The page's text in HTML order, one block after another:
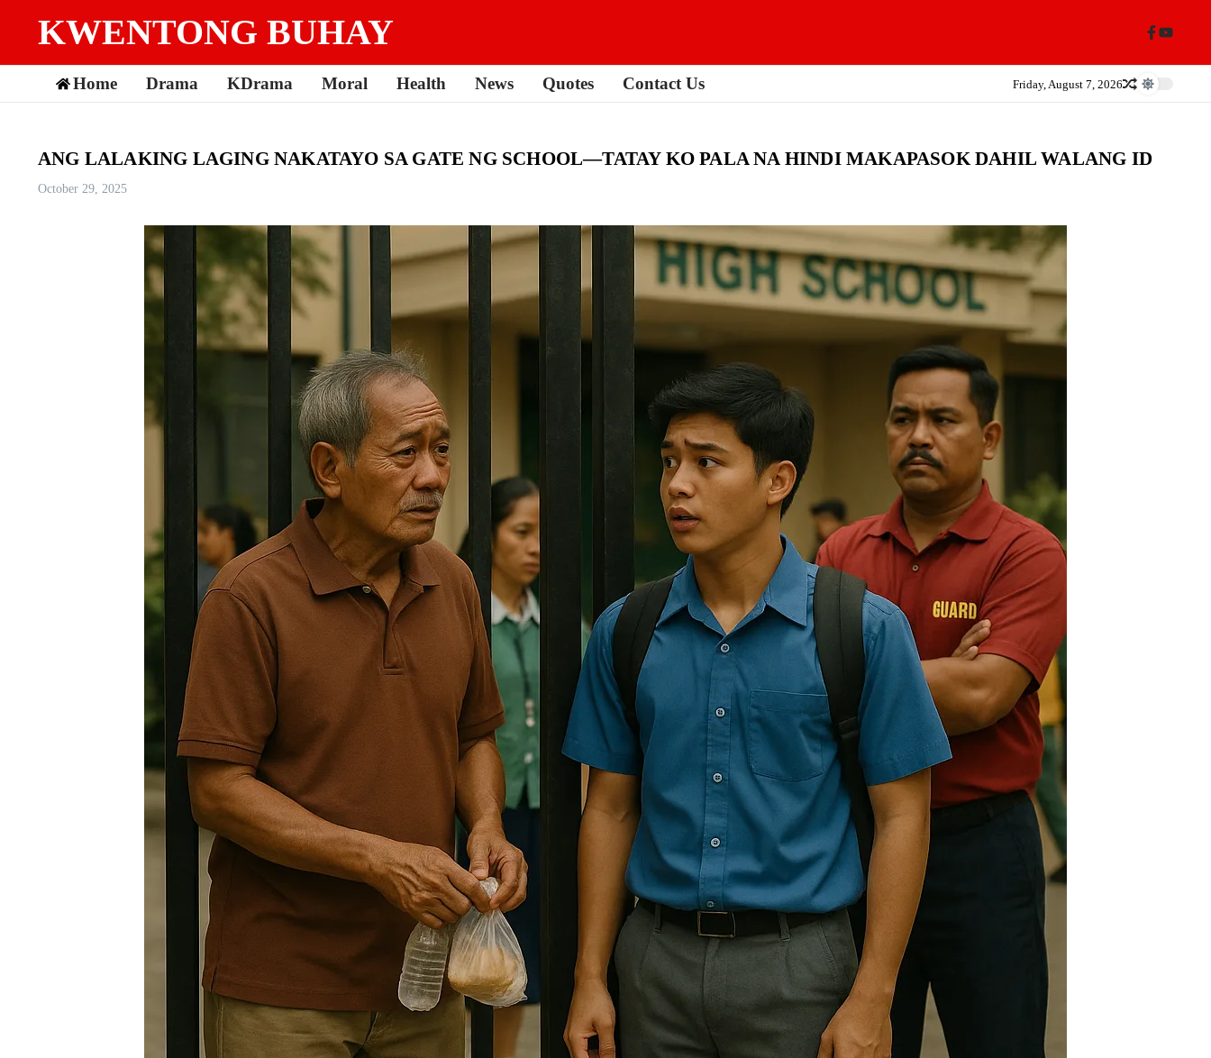
KWENTONG BUHAY
Home Drama KDrama Moral Health News Quotes Contact Us Friday, August 7, 2026
ANG LALAKING LAGING NAKATAYO SA GATE NG SCHOOL—TATAY KO PALA NA HINDI MAKAPASOK DAHIL WALANG ID
October 29, 2025